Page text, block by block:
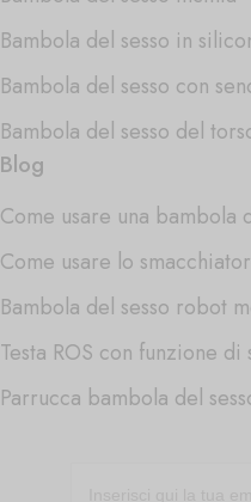
Bambola del sesso in
Bambola del sesso con
Bambola del sesso del
Blog
Come usare una bambola
Come usare lo
Bambola del sesso robot
Testa ROS con funzione di
Parrucca bambola del